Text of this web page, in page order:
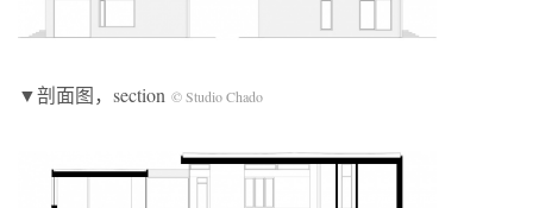
▼剖面图，section ©️ Studio Chado